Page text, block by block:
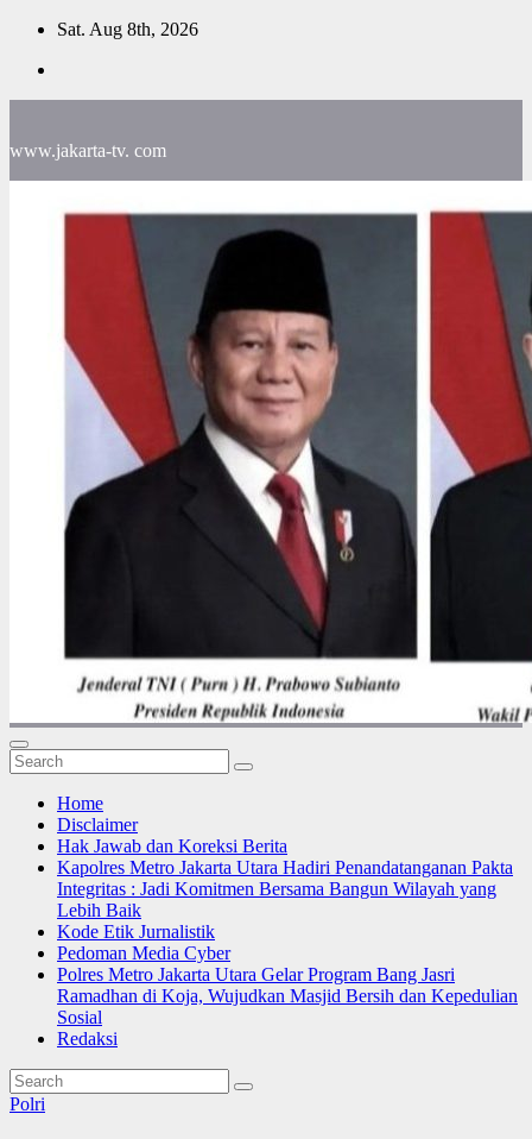
Skip
content
Sat. Aug 8th, 2026
www.jakarta-tv. com
Home
Disclaimer
Hak Jawab dan Koreksi Berita
Kapolres Metro Jakarta Utara Hadiri Penandatanganan Pakta
Integritas : Jadi Komitmen Bersama Bangun Wilayah yang
Lebih Baik
Kode Etik Jurnalistik
Pedoman Media Cyber
Polres Metro Jakarta Utara Gelar Program Bang Jasri
Ramadhan di Koja, Wujudkan Masjid Bersih dan Kepedulian
Sosial
Redaksi
Polri